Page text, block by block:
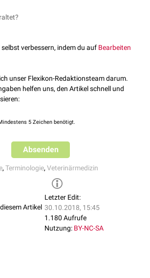
verbessern, indem du auf Bearbeiten
unser Flexikon-Redaktionsteam darum.
helfen uns, den Artikel schnell und
5 Zeichen benötigt.
Absenden
, Terminologie, Veterinärmedizin
Artikel
Letzter Edit:
30.10.2018, 15:45
1.180 Aufrufe
Nutzung: BY-NC-SA